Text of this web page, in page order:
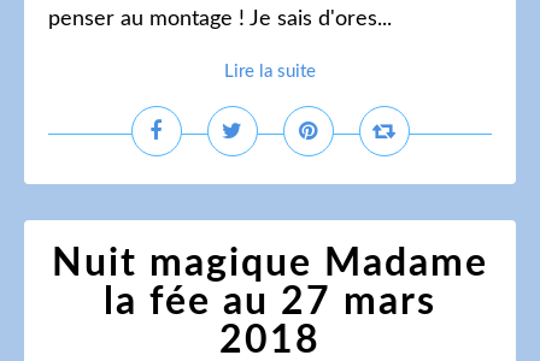
penser au montage ! Je sais d'ores...
Lire la suite
Nuit magique Madame
la fée au 27 mars
2018